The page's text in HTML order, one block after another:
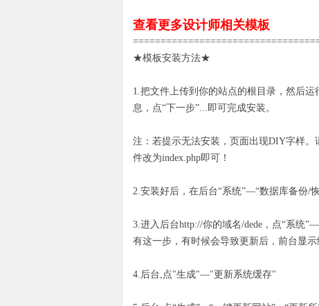
查看更多设计师相关模板
★模板安装方法★
1.把文件上传到你的站点的根目录，然后运
息，点“下一步”...即可完成安装。
注：若提示无法安装，页面出现DIY字样。
件改为index.php即可！
2.安装好后，在后台“系统”—“数据库备份/
3.进入后台http://你的域名/dede，点“系统
有这一步，有时候会导致更新后，前台显示
4.后台,点"生成"—"更新系统缓存"